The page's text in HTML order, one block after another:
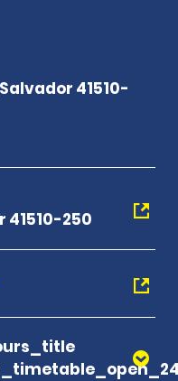
41510-250